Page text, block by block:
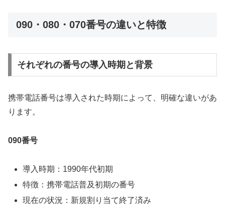
090・080・070番号の違いと特徴
それぞれの番号の導入時期と背景
携帯電話番号は導入された時期によって、明確な違いがあ
ります。
090番号
導入時期：1990年代初期
特徴：携帯電話普及初期の番号
現在の状況：新規割り当て終了済み